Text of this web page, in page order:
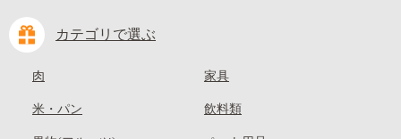
カテゴリで選ぶ
肉
米・パン
家具
飲料類